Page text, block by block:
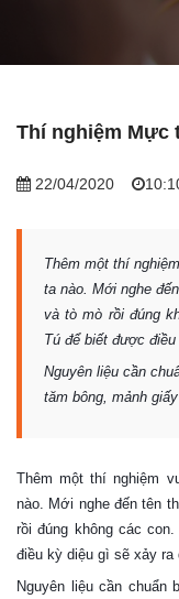
Thí nghiệm Mực
22/04/2020
Thêm một thí
ta nào. Mới nghe
và tò mò rồi đúng
Tú để biết được
Nguyên liệu cần
tăm bông, mảnh
Thêm một thí nghiệm
nào. Mới nghe đến tên
rồi đúng không các
điều kỳ diệu gì sẽ xảy ra
Nguyên liệu cần chuẩn